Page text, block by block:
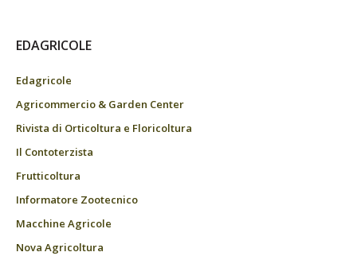
EDAGRICOLE
Edagricole
Agricommercio & Garden Center
Rivista di Orticoltura e Floricoltura
Il Contoterzista
Frutticoltura
Informatore Zootecnico
Macchine Agricole
Nova Agricoltura